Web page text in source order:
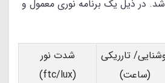
شد. در ذیل یک برنامه نوری معمول و
تارریکی
(ساعت)
شدت نور
(ftc/lux)